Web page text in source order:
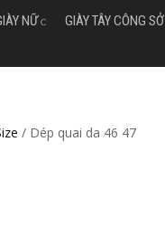
NỮ GIÀY TÂY CÔNG SỞ
/ Dép quai da 46 47